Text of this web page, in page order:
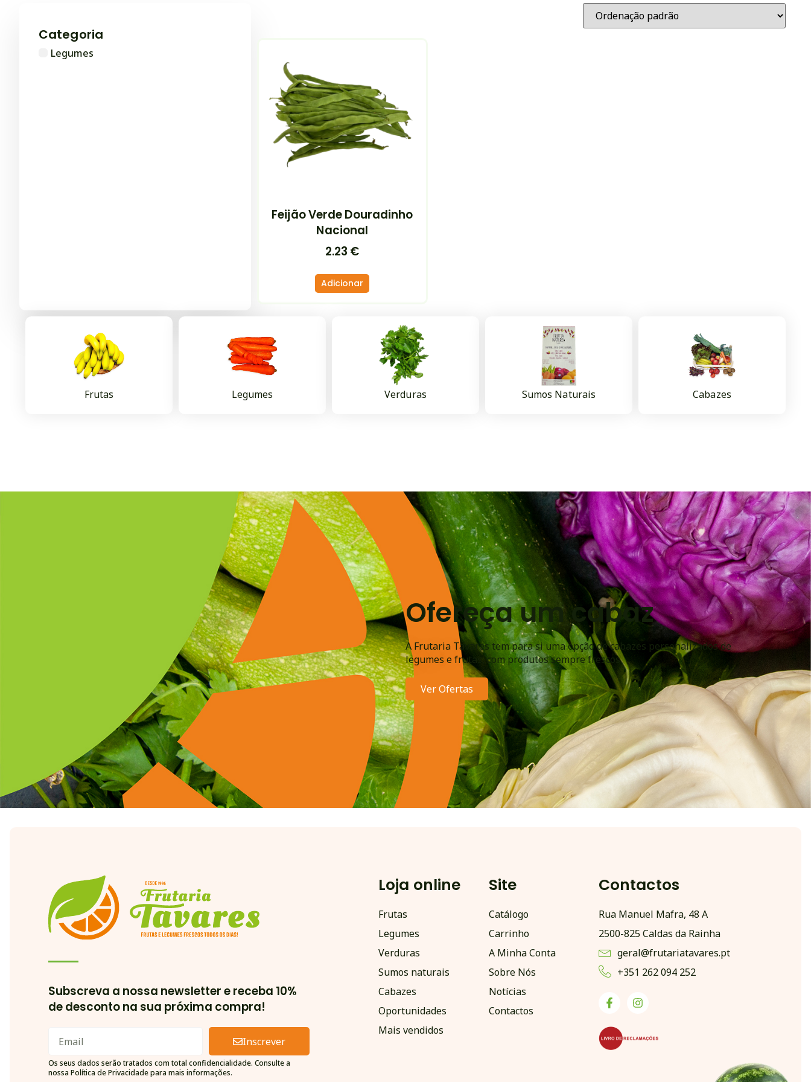
Categoria
Legumes
Feijão Verde Douradinho
Nacional
2.23 €
Adicionar
Frutas Legumes Verduras Sumos Naturais Cabazes
Ofereça um cabaz
A Frutaria Tavares tem para si uma opção de cabazes personalizados de
legumes e frutas, com produtos sempre frescos.
Ver Ofertas
Subscreva a nossa newsletter e receba 10%
de desconto na sua próxima compra!
Inscrever
Alternative:
Os seus dados serão tratados com total confidencialidade. Consulte a
nossa Política de Privacidade para mais informações.
Loja online
Frutas
Legumes
Verduras
Sumos naturais
Cabazes
Oportunidades
Mais vendidos
Site
Catálogo
Carrinho
A Minha Conta
Sobre Nós
Notícias
Contactos
Contactos
Rua Manuel Mafra, 48 A
2500-825 Caldas da Rainha
geral@frutariatavares.pt
+351 262 094 252